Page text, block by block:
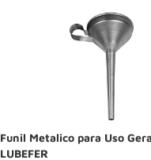
Funil Metalico para Uso
LUBEFER